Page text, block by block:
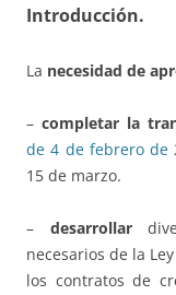
Introducción.
La necesidad de
– completar la
de 4 de febrero de
15 de marzo.
– desarrollar
necesarios de la
los contratos de